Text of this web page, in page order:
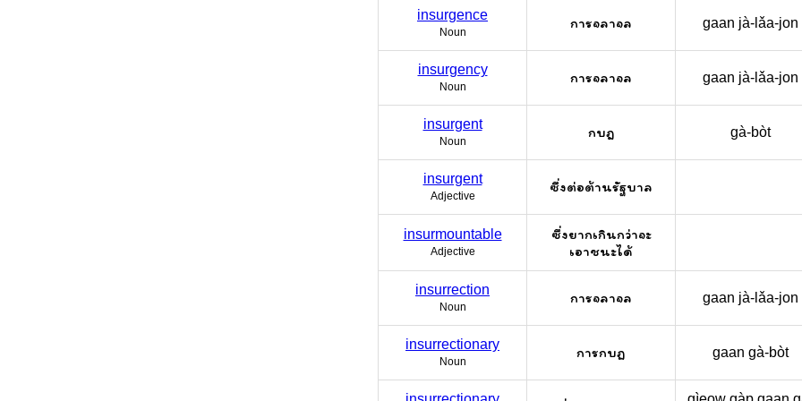
insurgence
Noun
การจลาจล gaan jà-lǎa-jon
insurgency
Noun
การจลาจล gaan jà-lǎa-jon
insurgent
Noun
กบฎ gà-bòt
insurgent
Adjective
ซึ่งต่อต้านรัฐบาล
insurmountable
Adjective
ซึ่งยากเกินกว่าจะ
เอาชนะได้
insurrection
Noun
การจลาจล gaan jà-lǎa-jon
insurrectionary
Noun
การกบฏ gaan gà-bòt